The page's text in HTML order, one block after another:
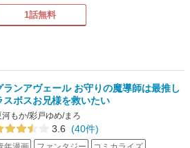
1話無料
ランアヴェール お守りの魔導師は最推し
スボスお兄様を救いたい
河もか/彩戸ゆめ/まろ
3.6 (40件)